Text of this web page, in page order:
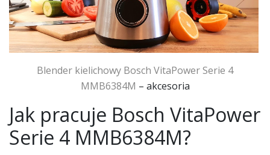
Blender kielichowy Bosch VitaPower Serie 4
MMB6384M – akcesoria
Jak pracuje Bosch VitaPower
Serie 4 MMB6384M?